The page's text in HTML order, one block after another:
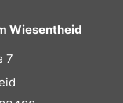
Wiesentheid
7